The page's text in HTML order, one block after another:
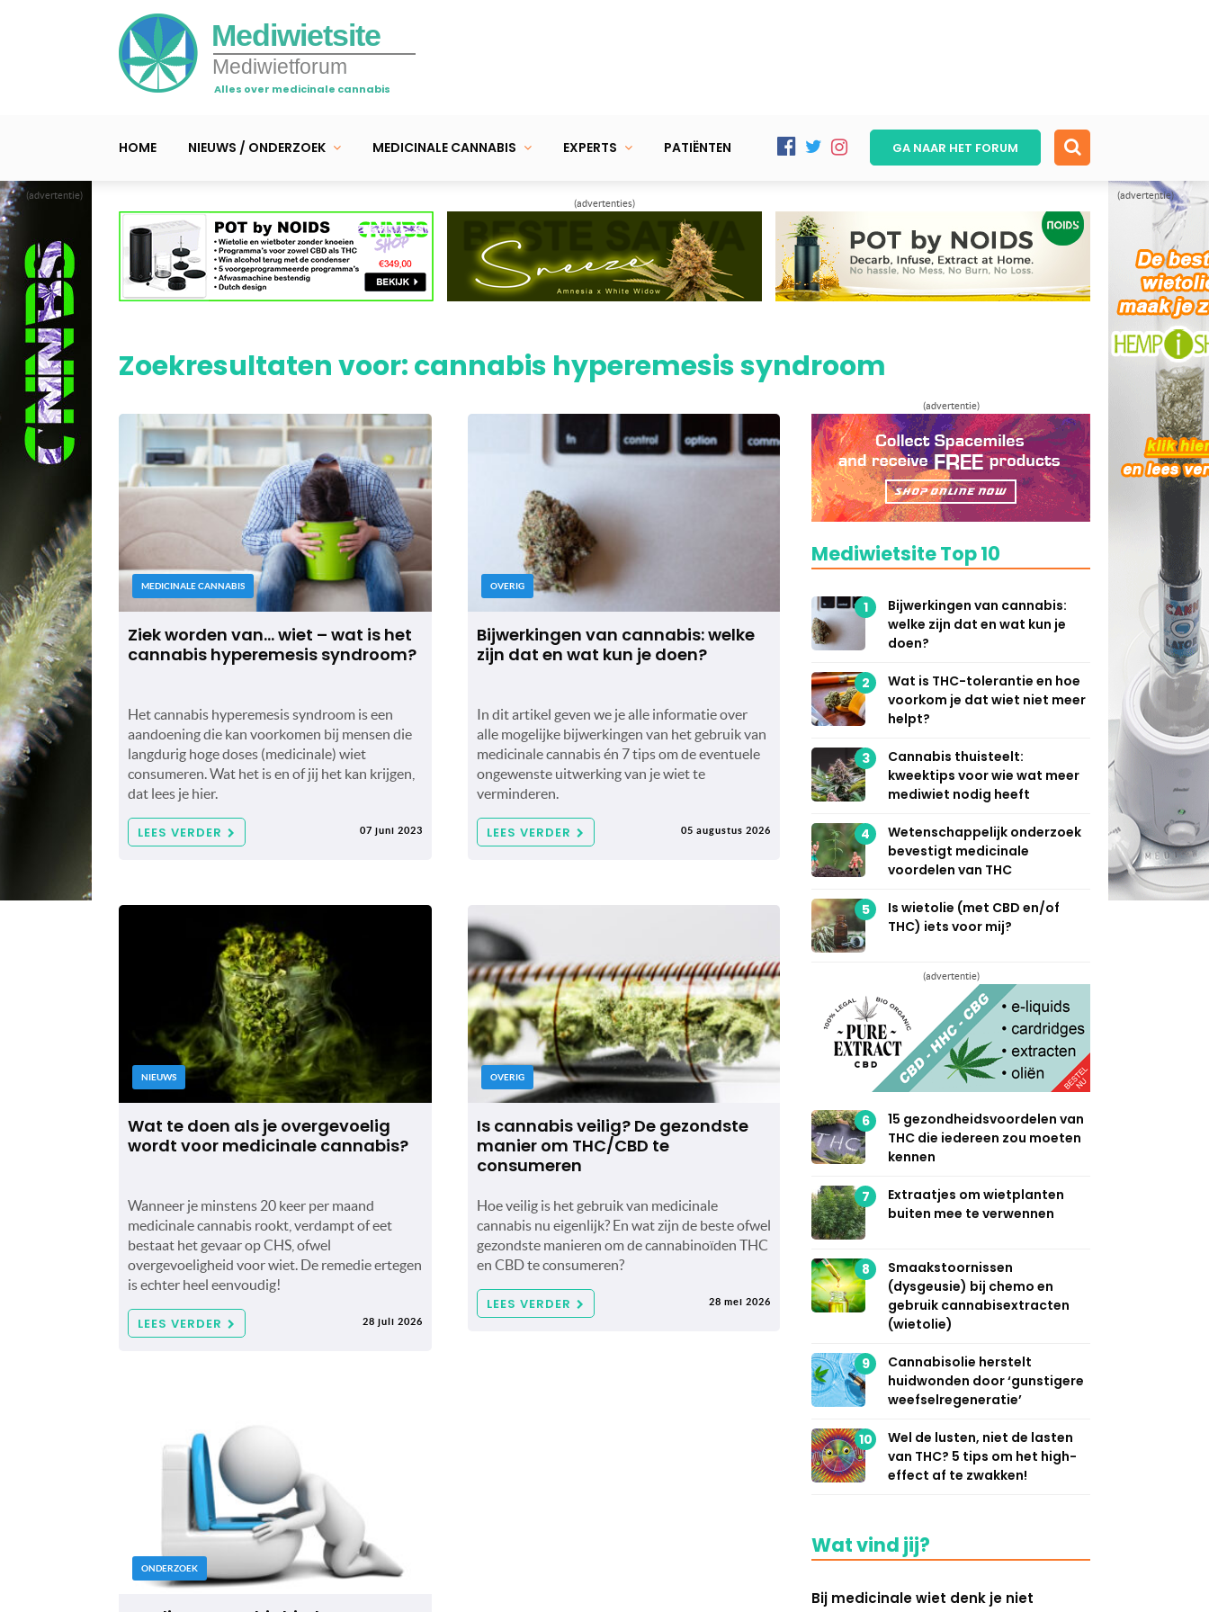
(advertentie) (advertentie)
Mediwietsite
Mediwietforum
Alles over medicinale cannabis
HOME NIEUWS / ONDERZOEK MEDICINALE CANNABIS EXPERTS PATIËNTEN GA NAAR HET FORUM
(advertenties)
Zoekresultaten voor: cannabis hyperemesis syndroom
MEDICINALE CANNABIS
Ziek worden van… wiet – wat is het
cannabis hyperemesis syndroom?
Het cannabis hyperemesis syndroom is een
aandoening die kan voorkomen bij mensen die
langdurig hoge doses (medicinale) wiet
consumeren. Wat het is en of jij het kan krijgen,
dat lees je hier.
LEES VERDER 07 juni 2023
OVERIG
Bijwerkingen van cannabis: welke
zijn dat en wat kun je doen?
In dit artikel geven we je alle informatie over
alle mogelijke bijwerkingen van het gebruik van
medicinale cannabis én 7 tips om de eventuele
ongewenste uitwerking van je wiet te
verminderen.
LEES VERDER 05 augustus 2026
NIEUWS
Wat te doen als je overgevoelig
wordt voor medicinale cannabis?
Wanneer je minstens 20 keer per maand
medicinale cannabis rookt, verdampt of eet
bestaat het gevaar op CHS, ofwel
overgevoeligheid voor wiet. De remedie ertegen
is echter heel eenvoudig!
LEES VERDER 28 juli 2026
OVERIG
Is cannabis veilig? De gezondste
manier om THC/CBD te
consumeren
Hoe veilig is het gebruik van medicinale
cannabis nu eigenlijk? En wat zijn de beste ofwel
gezondste manieren om de cannabinoïden THC
en CBD te consumeren?
LEES VERDER 28 mei 2026
ONDERZOEK
(advertentie)
Mediwietsite Top 10
1
Bijwerkingen van cannabis:
welke zijn dat en wat kun je
doen?
2
Wat is THC-tolerantie en hoe
voorkom je dat wiet niet meer
helpt?
3
Cannabis thuisteelt:
kweektips voor wie wat meer
mediwiet nodig heeft
4
Wetenschappelijk onderzoek
bevestigt medicinale
voordelen van THC
5
Is wietolie (met CBD en/of
THC) iets voor mij?
(advertentie)
6
15 gezondheidsvoordelen van
THC die iedereen zou moeten
kennen
7
Extraatjes om wietplanten
buiten mee te verwennen
8
Smaakstoornissen
(dysgeusie) bij chemo en
gebruik cannabisextracten
(wietolie)
9
Cannabisolie herstelt
huidwonden door ‘gunstigere
weefselregeneratie’
10
Wel de lusten, niet de lasten
van THC? 5 tips om het high-
effect af te zwakken!
Wat vind jij?
Bij medicinale wiet denk je niet